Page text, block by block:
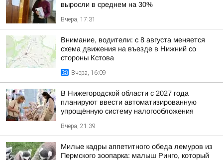
выросли в среднем на 30%
Вчера, 17:31
Внимание, водители: с 8 августа меняется
схема движения на въезде в Нижний со
стороны Кстова
Вчера, 16:09
В Нижегородской области с 2027 года
планируют ввести автоматизированную
упрощённую систему налогообложения
Вчера, 21:39
Милые кадры аппетитного обеда лемуров из
Пермского зоопарка: малыш Ринго, который